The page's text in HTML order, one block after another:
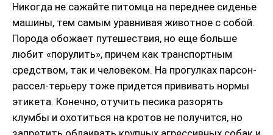
Никогда не сажайте питомца на переднее сиденье
машины, тем самым уравнивая животное с собой.
Порода обожает путешествия, но еще больше
любит «порулить», причем как транспортным
средством, так и человеком. На прогулках парсон-
рассел-терьеру тоже придется прививать нормы
этикета. Конечно, отучить песика разорять
клумбы и охотиться на кротов не получится, но